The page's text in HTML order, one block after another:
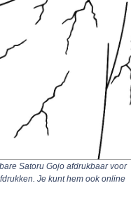
Satoru Gojo afdrukbaar voor
Je kunt hem ook online